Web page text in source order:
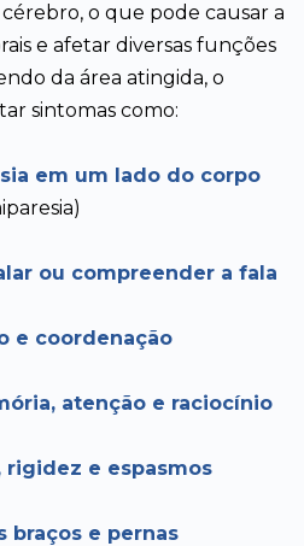
o que pode causar a
e afetar diversas funções
da área atingida, o
sintomas como:
em um lado do corpo
ou compreender a fala
e coordenação
atenção e raciocínio
rigidez e espasmos
braços e pernas